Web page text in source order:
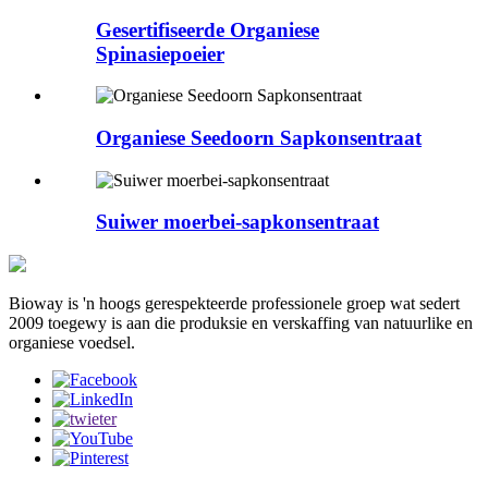
Gesertifiseerde Organiese
Spinasiepoeier
Organiese Seedoorn Sapkonsentraat
Suiwer moerbei-sapkonsentraat
Bioway is 'n hoogs gerespekteerde professionele groep wat sedert
2009 toegewy is aan die produksie en verskaffing van natuurlike en
organiese voedsel.